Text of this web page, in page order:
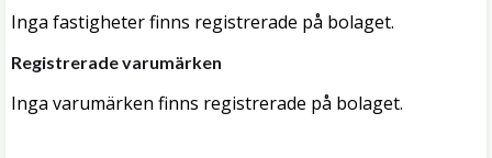
Inga fastigheter finns registrerade på bolaget.
Registrerade varumärken
Inga varumärken finns registrerade på bolaget.